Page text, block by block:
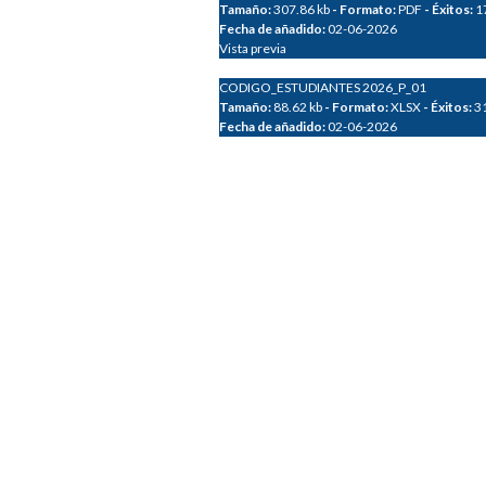
Tamaño:307.86 kb - Formato:PDF - Éxitos:
Fecha de añadido:02-06-2026
Vista previa
CODIGO_ESTUDIANTES 2026_P_01
Tamaño:88.62 kb - Formato:XLSX - Éxitos:
Fecha de añadido:02-06-2026